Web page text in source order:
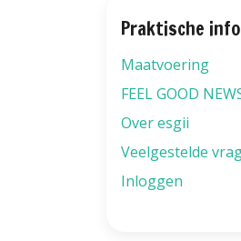
Praktische
Maatvoering
FEEL GOOD
Over esgii
Veelgestelde
Inloggen